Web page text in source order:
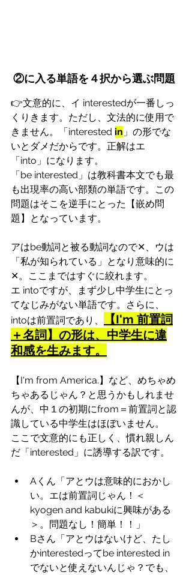
②に入る単語を４択から選ぶ問題
👉文意的に、イ interestedが一番しっ
くりきます。ただし、文法的に使用で
きません。「interested in 」の形でな
いとダメだからです。正解はエ
「into」になります。
「be interested」は教科書本文でも最
も出現率の高い部類の単語です。この
問題はそこを逆手にとった【嵌め問
題】となっています。
アはbe動詞と被る動詞なので✕、ウは
「私が知られている」となり意味的に
✕。ここまではすぐに絞れます。
エ intoですが、まず少し中学生にとっ
てなじみがない単語です。さらに、
intoは前置詞であり、
【I'm 前置詞
＋名詞】の形は、中学生に違
和感を生みます。
【I'm from America.】など、めちゃめ
ちゃあるじゃん？と思うかもしれませ
んが、中１の初期にfrom＝前置詞と認
識している中学生はほぼいません。
ここで文意的にも正しく、慣れ親しん
だ「interested」に誘導する訳です。
Aくん「アとウは意味的におかし
い。エは前置詞じゃん！＜
kyogen and kabukiに興味がある
＞。問題なし！簡単！！」
Bさん「アとウはないけど、たし
かinterestedってbe interested in
でないと使えないんじゃ？でも、